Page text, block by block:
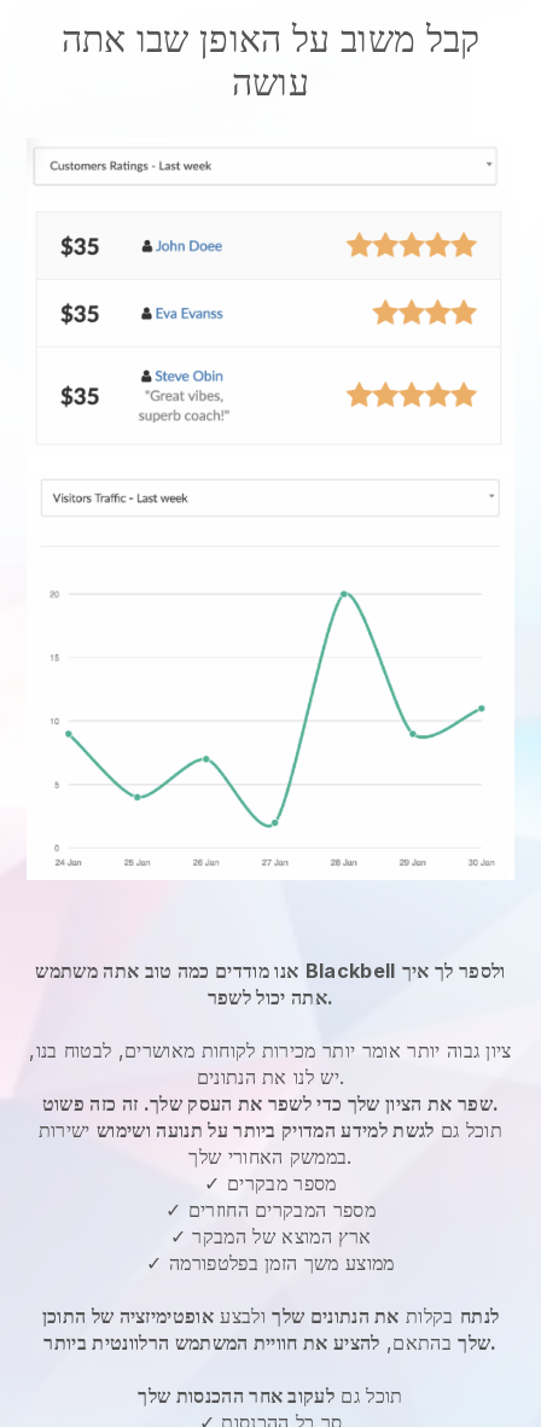
קבל משוב על האופן שבו אתה
עושה
אנו מודדים כמה טוב אתה משתמש Blackbell ולספר לך איך
אתה יכול לשפר.
ציון גבוה יותר אומר יותר מכירות לקוחות מאושרים, לבטוח בנו,
יש לנו את הנתונים.
שפר את הציון שלך כדי לשפר את העסק שלך. זה כזה פשוט.
תוכל גם לגשת למידע המדויק ביותר על תנועה ושימושישירות
בממשק האחורי שלך.
✓ מספר מבקרים
✓ מספר המבקרים החוזרים
✓ ארץ המוצא של המבקר
✓ ממוצע משך הזמן בפלטפורמה
לנתח בקלות את הנתונים שלךולבצע אופטימיזציה של התוכן
שלךבהתאם, להציע את חוויית המשתמש הרלוונטית ביותר.
תוכל גם לעקוב אחר ההכנסות שלך